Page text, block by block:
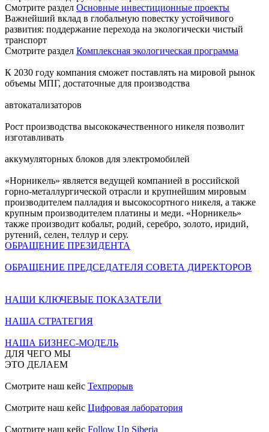
Смотрите раздел Основные инвестиционные проекты
Важнейший вклад в глобальную повестку устойчивого
развития: поддержание перехода на экологически чистый
транспорт
Смотрите раздел Комплексная экологическая программа
К 2030 году компания сможет поставлять на мировой рынок
объемы МПГ, достаточные для производства
автокатализаторов
Рост производства высококачественного никеля позволит
изготавливать
аккумуляторных блоков для электромобилей
«Норникель» является ведущей компанией в российской
горно-металлургической отрасли и крупнейшим мировым
производителем палладия и высокосортного никеля, а также
крупным производителем платины и меди. «Норникель»
также производит кобальт, родий, серебро, золото, иридий,
рутений, селен, теллур и серу.
ОБРАЩЕНИЕ ПРЕЗИДЕНТА
ОБРАЩЕНИЕ ПРЕДСЕДАТЕЛЯ СОВЕТА ДИРЕКТОРОВ
НАШИ КЛЮЧЕВЫЕ ПОКАЗАТЕЛИ
НАША СТРАТЕГИЯ
НАША БИЗНЕС-МОДЕЛЬ
ДЛЯ ЧЕГО МЫ
ЭТО ДЕЛАЕМ
Смотрите наш кейс Техпрорыв
Смотрите наш кейс Цифровая лаборатория
Смотрите наш кейс Follow Up Siberia